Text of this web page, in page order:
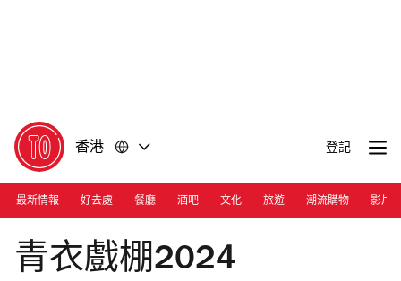
香港 登記
最新情報 好去處 餐廳 酒吧 文化 旅遊 潮流購物 影片
Photograph: Cara Hung | Tsing Yi Bamboo Theatre
青衣戲棚2024